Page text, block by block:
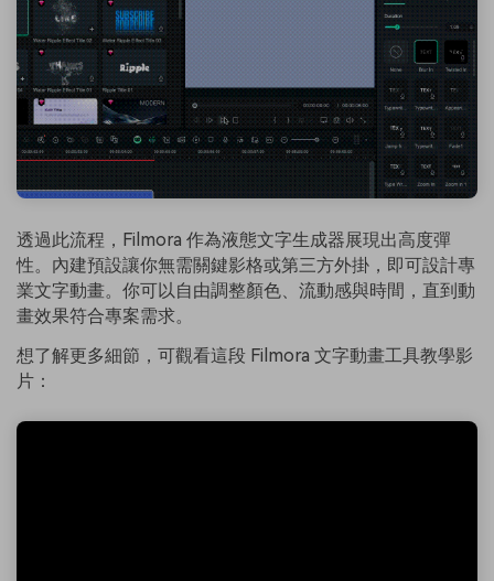
透過此流程，Filmora 作為液態文字生成器展現出高度彈
性。內建預設讓你無需關鍵影格或第三方外掛，即可設計專
業文字動畫。你可以自由調整顏色、流動感與時間，直到動
畫效果符合專案需求。
想了解更多細節，可觀看這段 Filmora 文字動畫工具教學影
片：